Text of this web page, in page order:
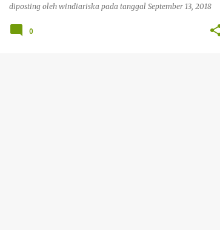
diposting oleh windiariska pada tanggal September 13, 2018
0